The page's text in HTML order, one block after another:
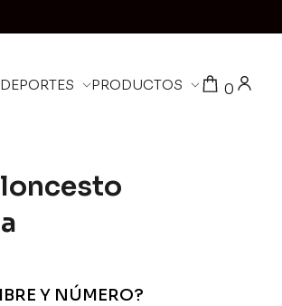
DEPORTES PRODUCTOS 0
Y NÚMERO?